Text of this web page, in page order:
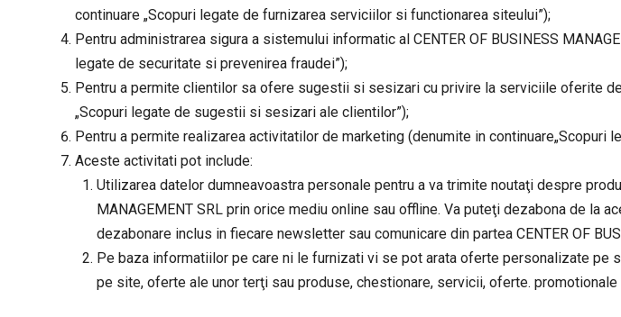
continuare „Scopuri legate de furnizarea serviciilor si functionarea siteului”);
Pentru administrarea sigura a sistemului informatic al CENTER OF BUSINESS
legate de securitate si prevenirea fraudei”);
Pentru a permite clientilor sa ofere sugestii si sesizari cu privire la serviciile oferite de
„Scopuri legate de sugestii si sesizari ale clientilor”);
Pentru a permite realizarea activitatilor de marketing (denumite in continuare„Scopuri
Aceste activitati pot include:
Utilizarea datelor dumneavoastra personale pentru a va trimite noutaţi despre
MANAGEMENT SRL prin orice mediu online sau offline. Va puteţi dezabona de la
dezabonare inclus in fiecare newsletter sau comunicare din partea CENTER OF
Pe baza informatiilor pe care ni le furnizati vi se pot arata oferte personalizate
pe site, oferte ale unor terţi sau produse, chestionare, servicii, oferte.